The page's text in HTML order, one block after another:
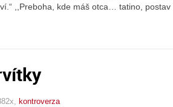
,,Preboha, kde máš otca… tatino, postav
kontroverza